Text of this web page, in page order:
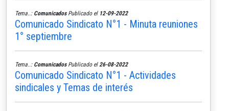
Tema..: ComunicadosPublicado el 12-09-2022
Comunicado Sindicato N°1 - Minuta reuniones
1° septiembre
Tema..: ComunicadosPublicado el 26-08-2022
Comunicado Sindicato N°1 - Actividades
sindicales y Temas de interés